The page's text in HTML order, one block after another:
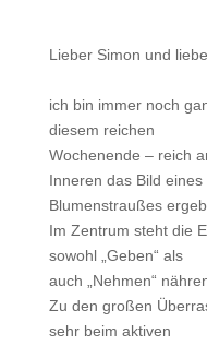
Lieber Simon und
ich bin immer noch
diesem reichen
Wochenende – reich
Inneren das Bild eines
Blumenstraußes
Im Zentrum steht die
sowohl „Geben“ als
auch „Nehmen“
Zu den großen
sehr beim aktiven